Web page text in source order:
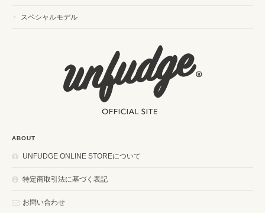
スペシャルモデル
ABOUT
UNFUDGE ONLINE STOREについて
特定商取引法に基づく表記
お問い合わせ